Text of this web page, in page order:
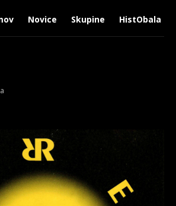
Novice Skupine HistObala